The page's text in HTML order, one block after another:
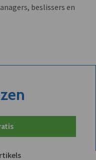
beslissers en